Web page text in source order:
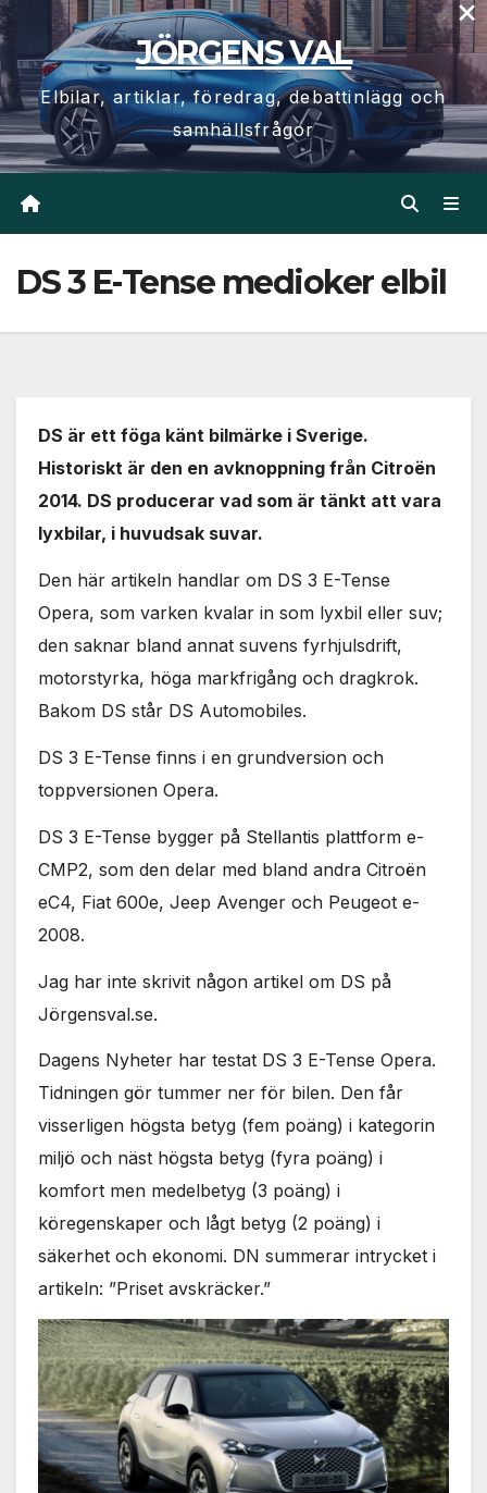
Hoppa
till
innehåll
JÖRGENS VAL
Elbilar, artiklar, föredrag, debattinlägg och
samhällsfrågor
DS 3 E-Tense medioker elbil
DS är ett föga känt bilmärke i Sverige.
Historiskt är den en avknoppning från Citroën
2014. DS producerar vad som är tänkt att vara
lyxbilar, i huvudsak suvar.
Den här artikeln handlar om DS 3 E-Tense
Opera, som varken kvalar in som lyxbil eller suv;
den saknar bland annat suvens fyrhjulsdrift,
motorstyrka, höga markfrigång och dragkrok.
Bakom DS står DS Automobiles.
DS 3 E-Tense finns i en grundversion och
toppversionen Opera.
DS 3 E-Tense bygger på Stellantis plattform e-
CMP2, som den delar med bland andra Citroën
eC4, Fiat 600e, Jeep Avenger och Peugeot e-
2008.
Jag har inte skrivit någon artikel om DS på
Jörgensval.se.
Dagens Nyheter har testat DS 3 E-Tense Opera.
Tidningen gör tummer ner för bilen. Den får
visserligen högsta betyg (fem poäng) i kategorin
miljö och näst högsta betyg (fyra poäng) i
komfort men medelbetyg (3 poäng) i
köregenskaper och lågt betyg (2 poäng) i
säkerhet och ekonomi. DN summerar intrycket i
artikeln: ”Priset avskräcker.”
×